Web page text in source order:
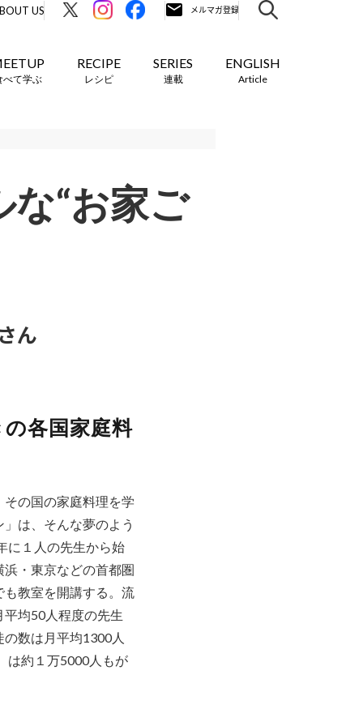
US
べて学ぶ
RECIPE
レシピ
SERIES
連載
ENGLISH
Article
“お家ご
ん
各国家庭料
の国の家庭料理を学
は、そんな夢のよう
に１人の先生から始
・東京などの首都圏
教室を開講する。流
均50人程度の先生
数は月平均1300人
は約１万5000人もが